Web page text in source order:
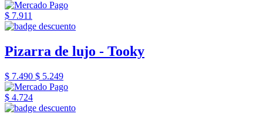
$ 7.911
Pizarra de lujo - Tooky
$ 7.490 $ 5.249
$ 4.724